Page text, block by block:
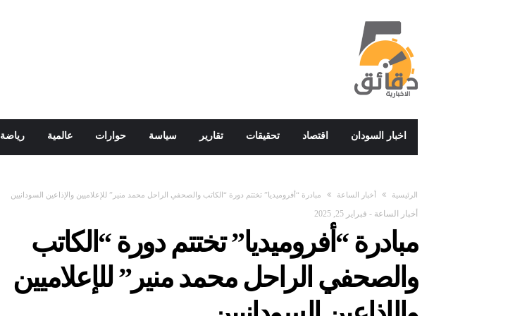
اخبار السودان اقتصاد تحقيقات تقارير سياسة حوارات عالمية رياضة
‫الرئيسية‬ أخبار الساعة مبادرة “أفروميديا” تختتم دورة “الكاتب والصحفي الراحل محمد منير” للإعلاميين والإذاعين السودانيين
أخبار الساعة - فبراير 25, 2025
مبادرة “أفروميديا” تختتم دورة “الكاتب
والصحفي الراحل محمد منير” للإعلاميين